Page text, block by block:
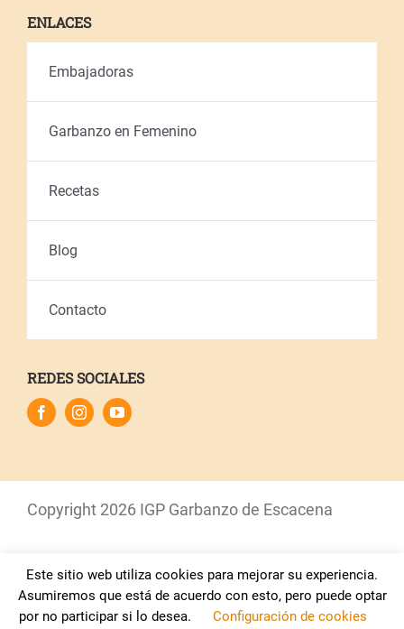
ENLACES
Embajadoras
Garbanzo en Femenino
Recetas
Blog
Contacto
REDES SOCIALES
Copyright 2026 IGP Garbanzo de Escacena
Aviso Legal –Política de Privacidad – Política de
Cookies
Este sitio web utiliza cookies para mejorar su experiencia.
Asumiremos que está de acuerdo con esto, pero puede optar
por no participar si lo desea.
Configuración de cookies